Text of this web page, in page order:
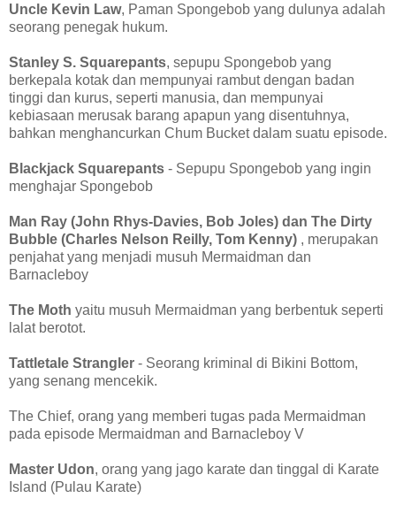
Uncle Kevin Law, Paman Spongebob yang dulunya adalah
seorang penegak hukum.
Stanley S. Squarepants, sepupu Spongebob yang
berkepala kotak dan mempunyai rambut dengan badan
tinggi dan kurus, seperti manusia, dan mempunyai
kebiasaan merusak barang apapun yang disentuhnya,
bahkan menghancurkan Chum Bucket dalam suatu episode.
Blackjack Squarepants - Sepupu Spongebob yang ingin
menghajar Spongebob
Man Ray (John Rhys-Davies, Bob Joles) dan The Dirty
Bubble (Charles Nelson Reilly, Tom Kenny) , merupakan
penjahat yang menjadi musuh Mermaidman dan
Barnacleboy
The Moth yaitu musuh Mermaidman yang berbentuk seperti
lalat berotot.
Tattletale Strangler - Seorang kriminal di Bikini Bottom,
yang senang mencekik.
The Chief, orang yang memberi tugas pada Mermaidman
pada episode Mermaidman and Barnacleboy V
Master Udon, orang yang jago karate dan tinggal di Karate
Island (Pulau Karate)